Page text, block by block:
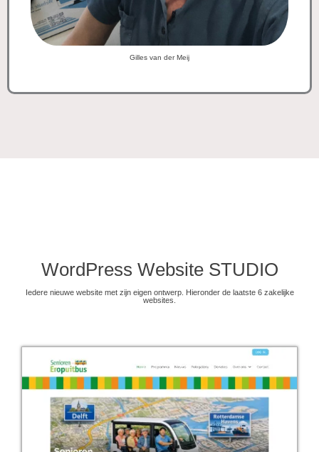
Gilles van der Meij
WordPress Website STUDIO
Iedere nieuwe website met zijn eigen ontwerp. Hieronder de laatste 6 zakelijke
websites.